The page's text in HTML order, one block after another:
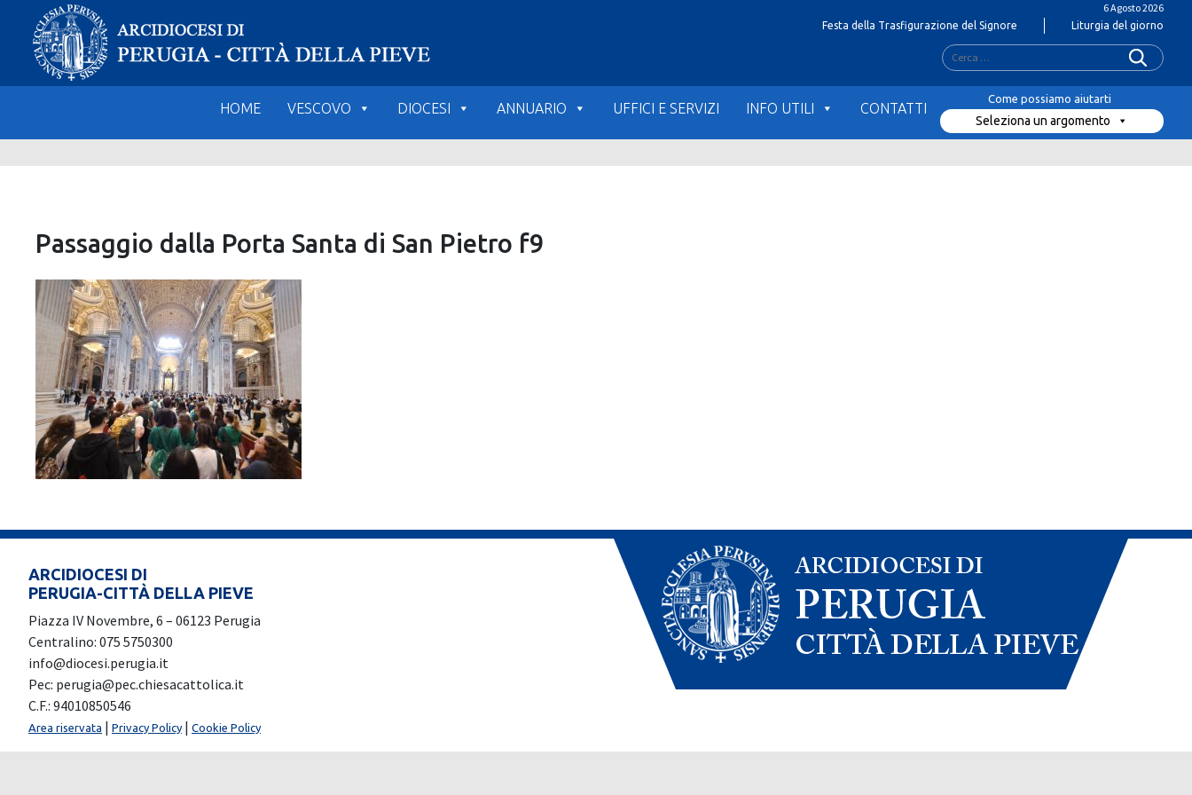
content
6 Agosto 2026
Festa della Trasfigurazione del Signore Liturgia del giorno
Ricerca
per:
HOME VESCOVO DIOCESI ANNUARIO UFFICI E SERVIZI INFO UTILI CONTATTI
Seleziona un argomento
Passaggio dalla Porta Santa di San Pietro f9
ARCIDIOCESI DI
PERUGIA-CITTÀ DELLA PIEVE
Piazza IV Novembre, 6 – 06123 Perugia
Centralino: 075 5750300
info@diocesi.perugia.it
Pec: perugia@pec.chiesacattolica.it
C.F.: 94010850546
Area riservata | Privacy Policy | Cookie Policy